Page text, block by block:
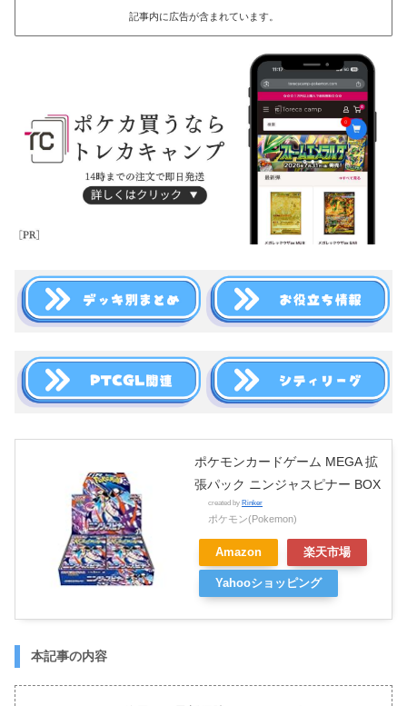
記事内に広告が含まれています。
ポケモンカードゲーム MEGA 拡
張パック ニンジャスピナー BOX
created by Rinker
ポケモン(Pokemon)
Amazon 楽天市場
Yahooショッピング
本記事の内容